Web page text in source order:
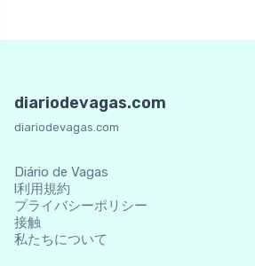
diariodevagas.com
diariodevagas.com
Diário de Vagas
l利用規約
プライバシーポリシー
接触
私たちについて